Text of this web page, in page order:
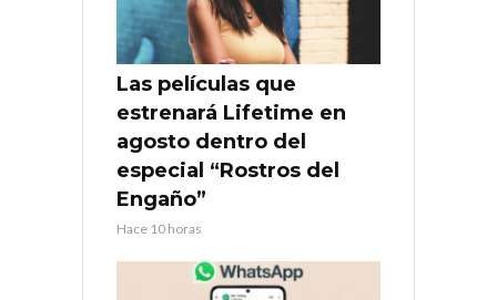
Las películas que
estrenará Lifetime en
agosto dentro del
especial “Rostros del
Engaño”
Hace 10 horas